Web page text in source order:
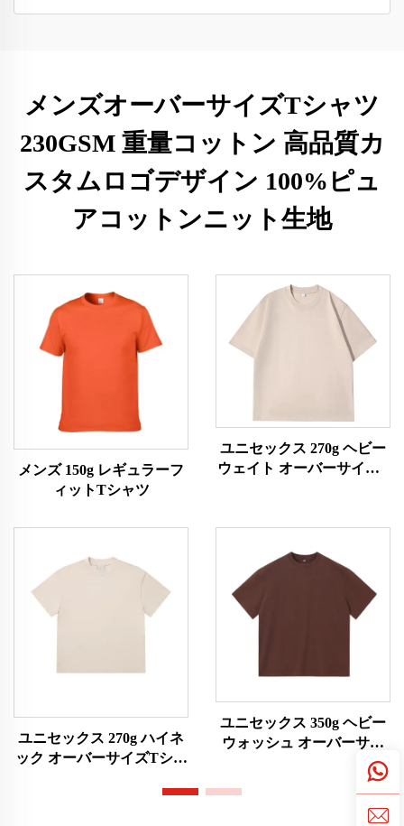
メンズオーバーサイズTシャツ
230GSM 重量コットン 高品質カ
スタムロゴデザイン 100%ピュ
アコットンニット生地
メンズ 150g レギュラーフ
ィットTシャツ
ユニセックス 270g ヘビー
ウェイト オーバーサイズT
ユニセックス 270g ハイネ
ック オーバーサイズTシャ
ユニセックス 350g ヘビー
ウォッシュ オーバーサイ